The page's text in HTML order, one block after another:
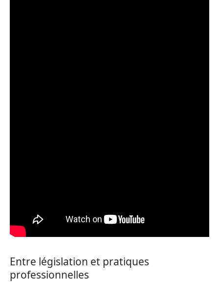
Entre législation et pratiques
professionnelles